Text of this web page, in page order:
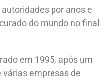
por anos e
do mundo no final
em 1995, após um
várias empresas de